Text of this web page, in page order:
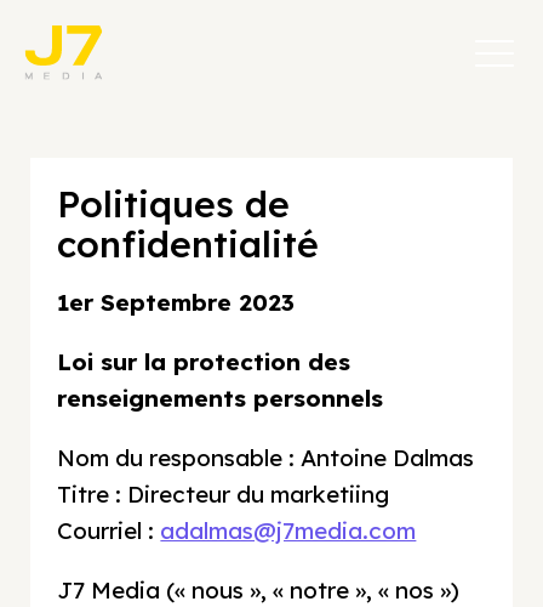
Politiques de
confidentialité
1er Septembre 2023
Loi sur la protection des
renseignements personnels
Nom du responsable : Antoine Dalmas
Titre : Directeur du marketiing
Courriel : adalmas@j7media.com
J7 Media (« nous », « notre », « nos »)